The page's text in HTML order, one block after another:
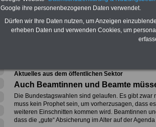
Ihr Berufsunfähigkeitsschutz - Für den Fall der
Aktuelles aus dem öffentlichen Sektor
Auch Beamtinnen und Beamte
Die Bundestagswahlen sind gelaufen. Es gibt
muss kein Prophet sein, um vorherzusagen, dass
weiteren Einschnitten kommen wird. Beamtinnen
dass die „gute“ Absicherung im Alter auf der
Google ihre personenbezogenen Daten verwendet.
Dürfen wir Ihre Daten nutzen, um Anzeigen
erheben Daten und verwenden Cookies, um